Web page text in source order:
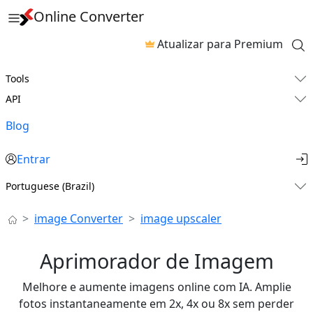
Online Converter
Atualizar para Premium
Tools
API
Blog
Entrar
Portuguese (Brazil)
image Converter image upscaler
Aprimorador de Imagem
Melhore e aumente imagens online com IA. Amplie
fotos instantaneamente em 2x, 4x ou 8x sem perder